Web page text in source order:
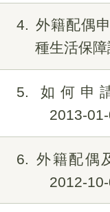
4
外籍配偶
種生活保障
5
如何申
2013-
6
外籍配偶
2012-